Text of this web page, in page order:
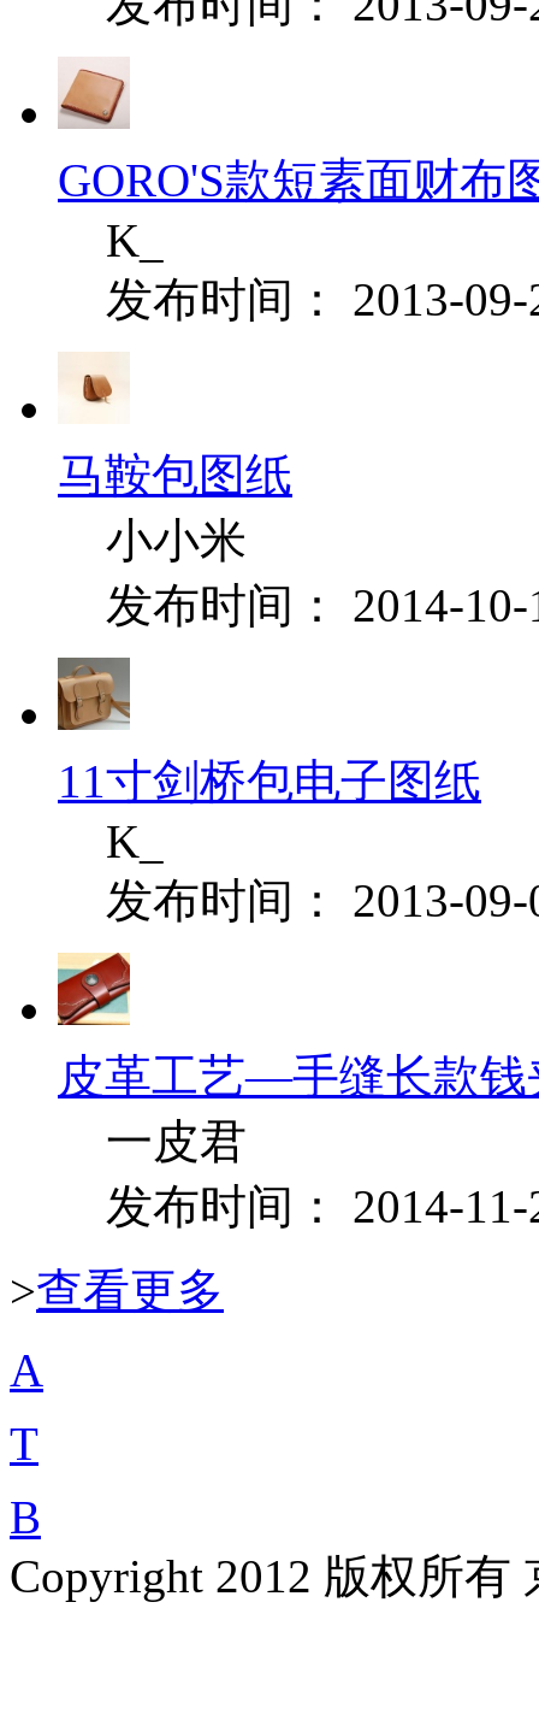
GORO'S款短素面财布
K_
发布时间： 2013-09-
马鞍包图纸
小小米
发布时间： 2014-10-
11寸剑桥包电子图纸
K_
发布时间： 2013-09-
皮革工艺—手缝长款钱
一皮君
发布时间： 2014-11-
>查看更多
A
T
B
Copyright 2012 版权所有